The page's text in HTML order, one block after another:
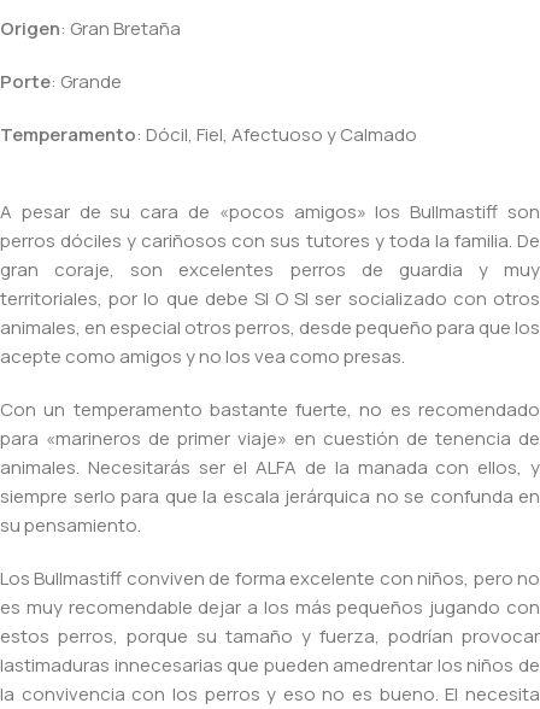
Origen: Gran Bretaña
Porte: Grande
Temperamento: Dócil, Fiel, Afectuoso y Calmado
A pesar de su cara de «pocos amigos» los Bullmastiff son
perros dóciles y cariñosos con sus tutores y toda la familia. De
gran coraje, son excelentes perros de guardia y muy
territoriales, por lo que debe SI O SI ser socializado con otros
animales, en especial otros perros, desde pequeño para que los
acepte como amigos y no los vea como presas.
Con un temperamento bastante fuerte, no es recomendado
para «marineros de primer viaje» en cuestión de tenencia de
animales. Necesitarás ser el ALFA de la manada con ellos, y
siempre serlo para que la escala jerárquica no se confunda en
su pensamiento.
Los Bullmastiff conviven de forma excelente con niños, pero no
es muy recomendable dejar a los más pequeños jugando con
estos perros, porque su tamaño y fuerza, podrían provocar
lastimaduras innecesarias que pueden amedrentar los niños de
la convivencia con los perros y eso no es bueno. El necesita